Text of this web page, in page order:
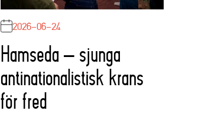
2026-06-24
Hamseda – sjunga
antinationalistisk krans
för fred